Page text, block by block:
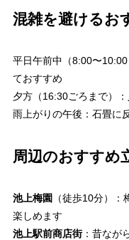
混雑を避けるお
平日午前中（8:00〜
ておすすめ
夕方（16:30ごろまで）
雨上がりの午後：石畳に
周辺のおすすめ
池上梅園（徒歩10分）：
楽しめます
池上駅前商店街：昔なが